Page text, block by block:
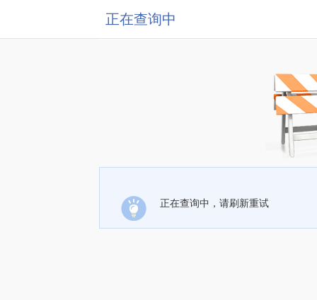
正在查询中
正在查询中，请刷新重试